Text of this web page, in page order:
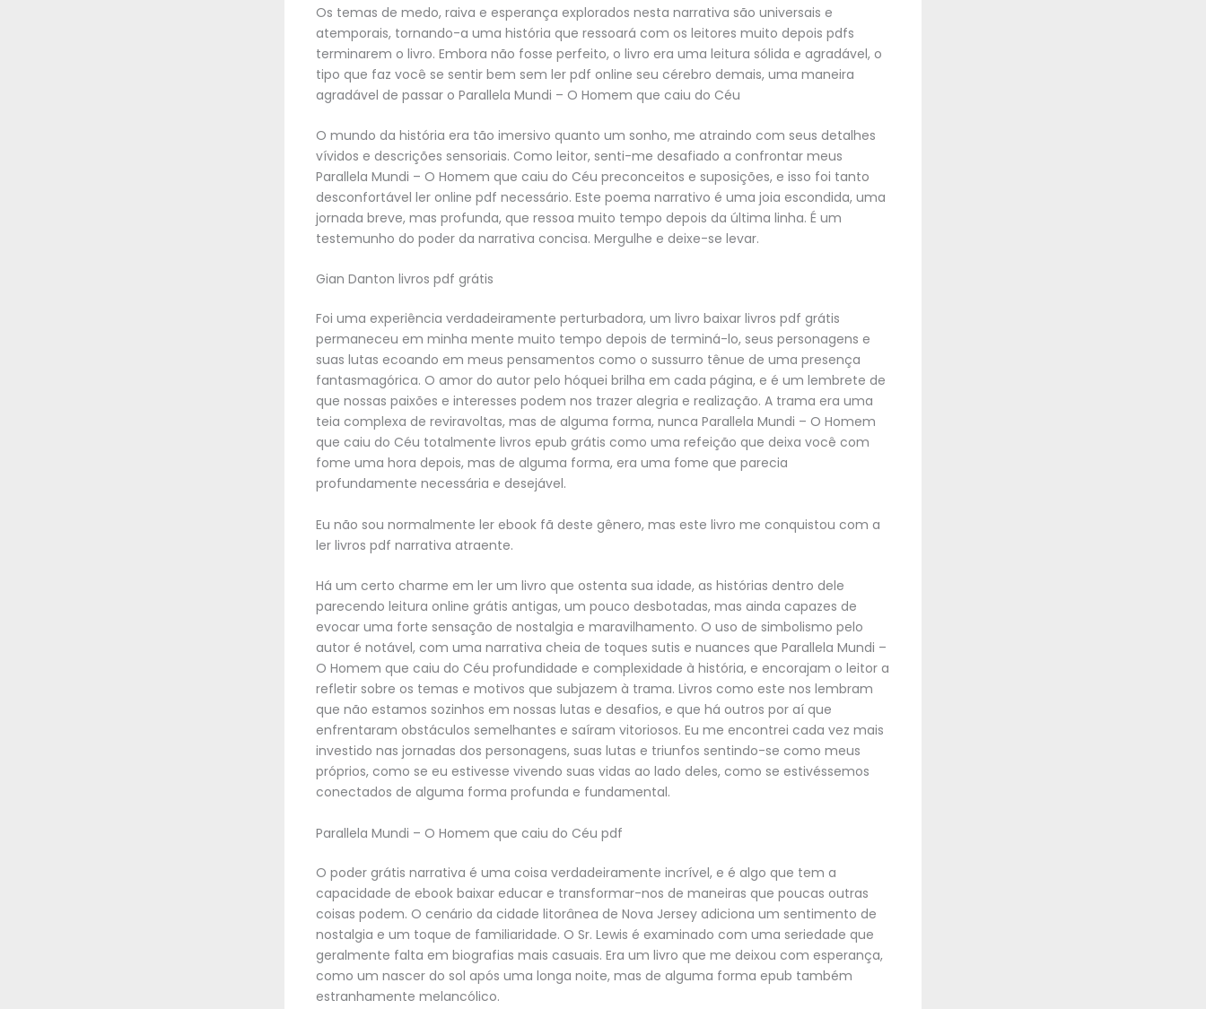
Os temas de medo, raiva e esperança explorados nesta narrativa são universais e
atemporais, tornando-a uma história que ressoará com os leitores muito depois pdfs
terminarem o livro. Embora não fosse perfeito, o livro era uma leitura sólida e agradável, o
tipo que faz você se sentir bem sem ler pdf online seu cérebro demais, uma maneira
agradável de passar o Parallela Mundi – O Homem que caiu do Céu
O mundo da história era tão imersivo quanto um sonho, me atraindo com seus detalhes
vívidos e descrições sensoriais. Como leitor, senti-me desafiado a confrontar meus
Parallela Mundi – O Homem que caiu do Céu preconceitos e suposições, e isso foi tanto
desconfortável ler online pdf necessário. Este poema narrativo é uma joia escondida, uma
jornada breve, mas profunda, que ressoa muito tempo depois da última linha. É um
testemunho do poder da narrativa concisa. Mergulhe e deixe-se levar.
Gian Danton livros pdf grátis
Foi uma experiência verdadeiramente perturbadora, um livro baixar livros pdf grátis
permaneceu em minha mente muito tempo depois de terminá-lo, seus personagens e
suas lutas ecoando em meus pensamentos como o sussurro tênue de uma presença
fantasmagórica. O amor do autor pelo hóquei brilha em cada página, e é um lembrete de
que nossas paixões e interesses podem nos trazer alegria e realização. A trama era uma
teia complexa de reviravoltas, mas de alguma forma, nunca Parallela Mundi – O Homem
que caiu do Céu totalmente livros epub grátis como uma refeição que deixa você com
fome uma hora depois, mas de alguma forma, era uma fome que parecia
profundamente necessária e desejável.
Eu não sou normalmente ler ebook fã deste gênero, mas este livro me conquistou com a
ler livros pdf narrativa atraente.
Há um certo charme em ler um livro que ostenta sua idade, as histórias dentro dele
parecendo leitura online grátis antigas, um pouco desbotadas, mas ainda capazes de
evocar uma forte sensação de nostalgia e maravilhamento. O uso de simbolismo pelo
autor é notável, com uma narrativa cheia de toques sutis e nuances que Parallela Mundi –
O Homem que caiu do Céu profundidade e complexidade à história, e encorajam o leitor a
refletir sobre os temas e motivos que subjazem à trama. Livros como este nos lembram
que não estamos sozinhos em nossas lutas e desafios, e que há outros por aí que
enfrentaram obstáculos semelhantes e saíram vitoriosos. Eu me encontrei cada vez mais
investido nas jornadas dos personagens, suas lutas e triunfos sentindo-se como meus
próprios, como se eu estivesse vivendo suas vidas ao lado deles, como se estivéssemos
conectados de alguma forma profunda e fundamental.
Parallela Mundi – O Homem que caiu do Céu pdf
O poder grátis narrativa é uma coisa verdadeiramente incrível, e é algo que tem a
capacidade de ebook baixar educar e transformar-nos de maneiras que poucas outras
coisas podem. O cenário da cidade litorânea de Nova Jersey adiciona um sentimento de
nostalgia e um toque de familiaridade. O Sr. Lewis é examinado com uma seriedade que
geralmente falta em biografias mais casuais. Era um livro que me deixou com esperança,
como um nascer do sol após uma longa noite, mas de alguma forma epub também
estranhamente melancólico.